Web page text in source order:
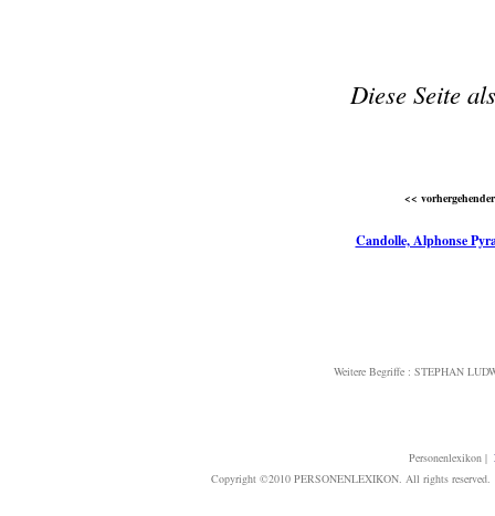
Diese Seite
<<
Candolle, Alphonse
Weitere Begriffe : STEPHAN
Personenlexikon|
Copyright ©2010 PERSONENLEXIKON. All rights